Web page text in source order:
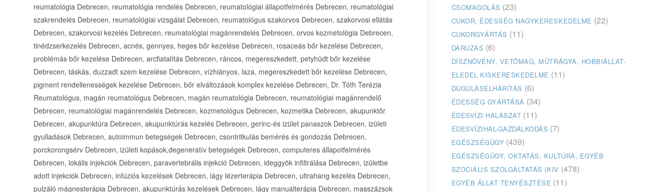
CSOMAGOLÁS (23)
CUKOR, ÉDESSÉG NAGYKERESKEDELME (22)
CUKORGYÁRTÁS (11)
DARUZÁS (6)
DÍSZNÖVÉNY, VETŐMAG, MŰTRÁGYA, HOBBIÁLLAT-
ELEDEL KISKERESKEDELME (11)
DUGULÁSELHÁRÍTÁS (6)
ÉDESSÉG GYÁRTÁSA (34)
ÉDESVÍZI HALÁSZAT (11)
ÉDESVÍZIHAL-GAZDÁLKODÁS (7)
EGÉSZSÉGÜGY (439)
EGÉSZSÉGÜGY, OKTATÁS, KULTÚRA, EGYÉB
SZOCIÁLIS SZOLGÁLTATÁS (KIV (478)
EGYÉB ÁLLAT TENYÉSZTÉSE (11)